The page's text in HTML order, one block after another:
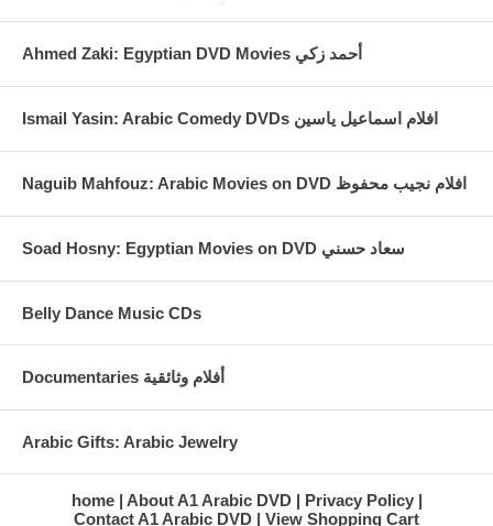
Ahmed Zaki: Egyptian DVD Movies أحمد زكي
Ismail Yasin: Arabic Comedy DVDs افلام اسماعيل ياسين
Naguib Mahfouz: Arabic Movies on DVD افلام نجيب محفوظ
Soad Hosny: Egyptian Movies on DVD سعاد حسني
Belly Dance Music CDs
Documentaries أفلام وثائقية
Arabic Gifts: Arabic Jewelry
home About A1 Arabic DVD
Privacy Policy
Contact A1 Arabic DVD
View Shopping Cart